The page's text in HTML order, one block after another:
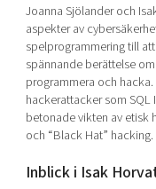
Joanna Sjölander och
aspekter av
spelprogrammering till
spännande berättelse
programmera och
hackerattacker som
betonade vikten av etisk
och “Black Hat” hacking.
Inblick i Isak